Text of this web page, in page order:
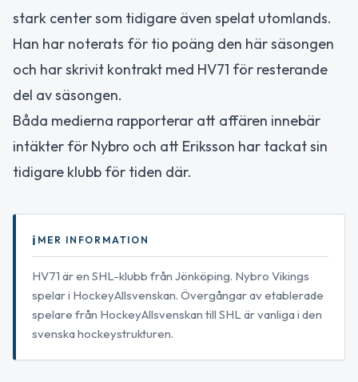
stark center som tidigare även spelat utomlands.
Han har noterats för tio poäng den här säsongen
och har skrivit kontrakt med HV71 för resterande
del av säsongen.
Båda medierna rapporterar att affären innebär
intäkter för Nybro och att Eriksson har tackat sin
tidigare klubb för tiden där.
MER INFORMATION
HV71 är en SHL-klubb från Jönköping. Nybro Vikings
spelar i HockeyAllsvenskan. Övergångar av etablerade
spelare från HockeyAllsvenskan till SHL är vanliga i den
svenska hockeystrukturen.